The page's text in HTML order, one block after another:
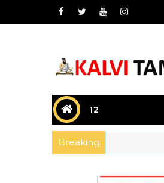
12
Breaking